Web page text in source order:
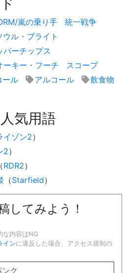
嵐の乗り手
統一戦争
ウル・ブライト
パーチップス
ーキー・フーチ
スコープ
ール アルコール
飲食物
気用語
イゾン2）
2）
（RDR2）
（Starfield）
してみよう！
な内容はNG
インに違反した場合、アクセス規制の